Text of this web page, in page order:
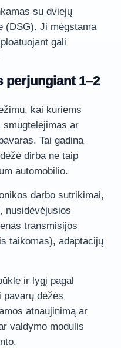
su dviejų
(DSG). Ji mėgstama
gali
perjungiant 1–2
kai kuriems
ar
Tai gadina
dirba ne taip
automobilio.
darbo sutrikimai,
nusidėvėjusios
transmisijos
taikomas), adaptacijų
ir lygį pagal
dėžės
atnaujinimą ar
valdymo modulis